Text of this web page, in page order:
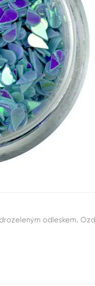
odleskem.